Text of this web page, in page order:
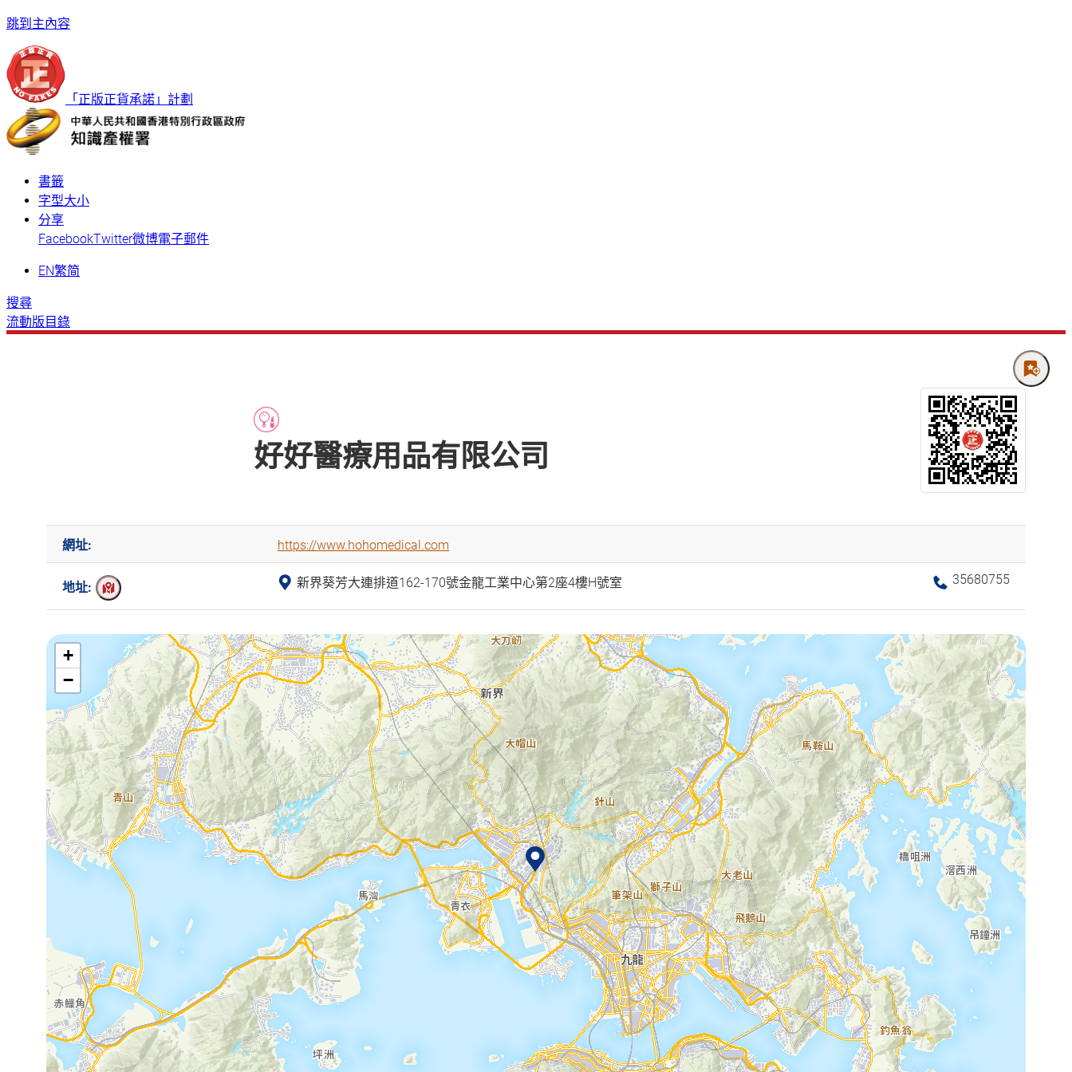
跳到主內容
「正版正貨承諾」計劃
書籤
字型大小
分享
FacebookTwitter微博電子郵件
EN繁简
搜尋
流動版目錄
好好醫療用品有限公司
網址: https://www.hohomedical.com
地址: 新界葵芳大連排道162-170號金龍工業中心第2座4樓H號室 35680755
+
−